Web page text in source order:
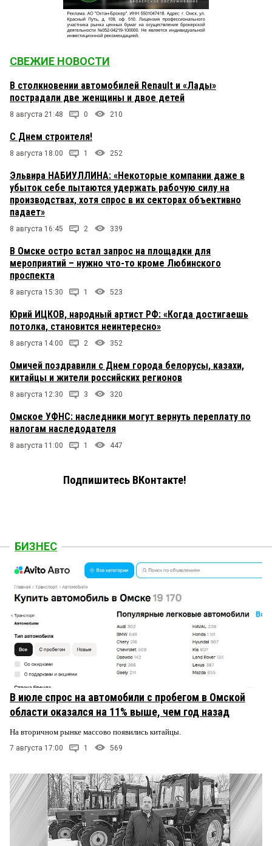
СВЕЖИЕ НОВОСТИ
В столкновении автомобилей Renault и «Лады»
пострадали две женщины и двое детей
8 августа 21:48 0 210
С Днем строителя!
8 августа 18:00 1 252
Эльвира НАБИУЛЛИНА: «Некоторые компании даже в
убыток себе пытаются удержать рабочую силу на
производствах, хотя спрос в их секторах объективно
падает»
8 августа 16:45 2 339
В Омске остро встал запрос на площадки для
мероприятий – нужно что-то кроме Любинского
проспекта
8 августа 15:30 1 523
Юрий ИЦКОВ, народный артист РФ: «Когда достигаешь
потолка, становится неинтересно»
8 августа 14:00 2 352
Омичей поздравили с Днем города белорусы, казахи,
китайцы и жители российских регионов
8 августа 12:30 3 320
Омское УФНС: наследники могут вернуть переплату по
налогам наследодателя
8 августа 11:00 1 447
Подпишитесь ВКонтакте!
БИЗНЕС
В июле спрос на автомобили с пробегом в Омской
области оказался на 11% выше, чем год назад
На вторичном рынке массово появились китайцы.
7 августа 17:00 1 569